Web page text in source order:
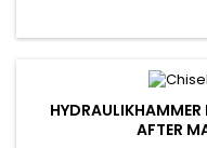
HYDRAULIKHAMMER
FTER